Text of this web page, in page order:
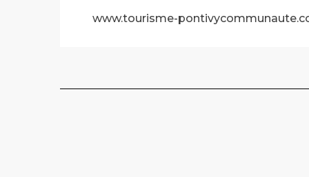
www.tourisme-